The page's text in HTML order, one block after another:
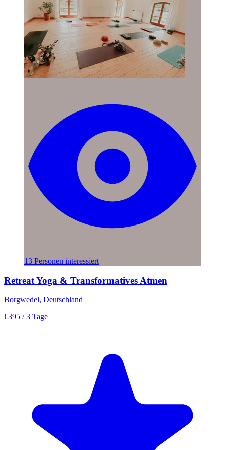
13 Personen interessiert
Retreat Yoga & Transformatives Atmen
Borgwedel, Deutschland
€395 / 3 Tage